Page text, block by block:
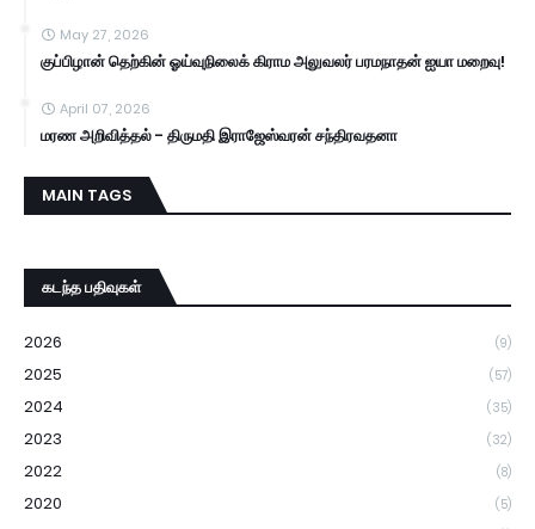
May 27, 2026
குப்பிழான் தெற்கின் ஓய்வுநிலைக் கிராம அலுவலர் பரமநாதன் ஐயா மறைவு!
April 07, 2026
மரண அறிவித்தல் - திருமதி இராஜேஸ்வரன் சந்திரவதனா
MAIN TAGS
கடந்த பதிவுகள்
2026 (9)
2025 (57)
2024 (35)
2023 (32)
2022 (8)
2020 (5)